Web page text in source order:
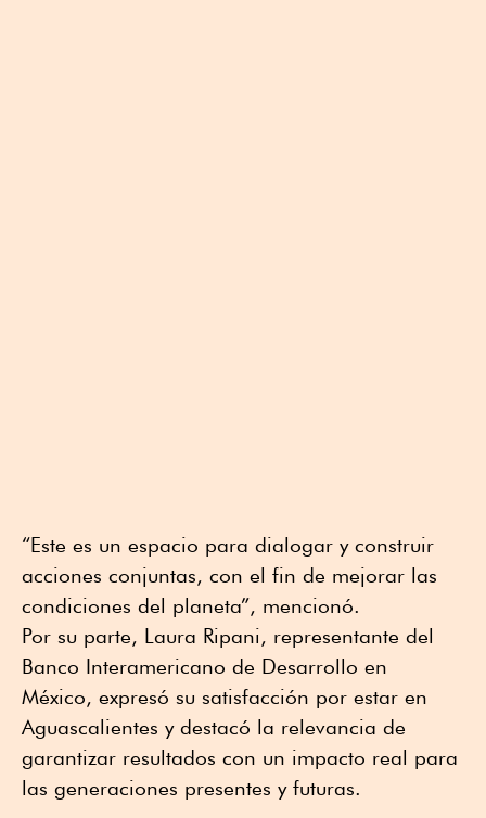
“Este es un espacio para dialogar y construir
acciones conjuntas, con el fin de mejorar las
condiciones del planeta”, mencionó.
Por su parte, Laura Ripani, representante del
Banco Interamericano de Desarrollo en
México, expresó su satisfacción por estar en
Aguascalientes y destacó la relevancia de
garantizar resultados con un impacto real para
las generaciones presentes y futuras.